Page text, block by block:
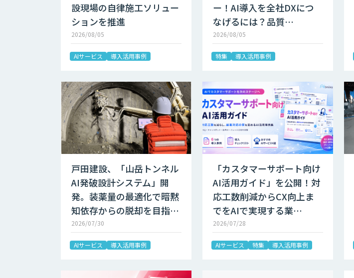
設現場の自律施工ソリュー
ションを推進
2026/08/05
AIサービス 導入活用事例
ー！AI導入を全社DXにつ
なげるには？品質…
2026/08/05
特集 導入活用事例
戸田建設、「山岳トンネル
AI発破設計システム」開
発。装薬量の最適化で暗黙
知依存からの脱却を目指…
2026/07/30
AIサービス 導入活用事例
「カスタマーサポート向け
AI活用ガイド」を公開！対
応工数削減からCX向上ま
でをAIで実現する業…
2026/07/28
AIサービス 特集 導入活用事例